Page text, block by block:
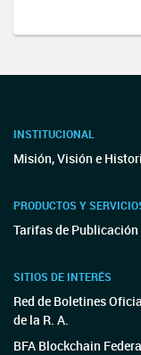
INSTITUCIONAL
Misión, Visión e
PRODUCTOS Y
Tarifas de Publicación
SITIOS DE INTERÉS
Red de Boletines
de la R. A.
BFA Blockchain